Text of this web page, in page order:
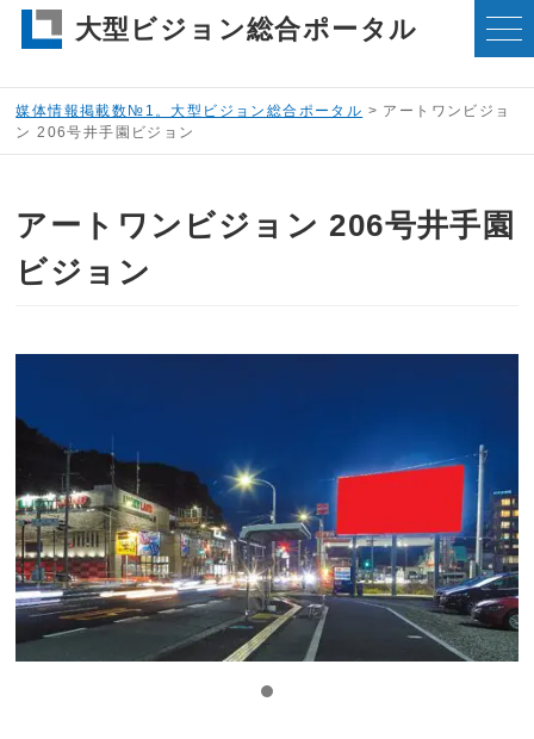
大型ビジョン総合ポータル
媒体情報掲載数№1。大型ビジョン総合ポータル > アートワンビジョ
ン 206号井手園ビジョン
アートワンビジョン 206号井手園
ビジョン